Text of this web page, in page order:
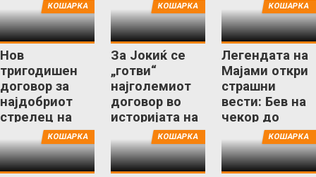
Нов
тригодишен
договор за
најдобриот
стрелец на
Феникс Санс
КОШАРКА
За Јокиќ се
„готви“
најголемиот
договор во
историјата на
НБА лигата!
КОШАРКА
Легендата на
Мајами откри
страшни
вести: Бев на
чекор до
смртта...
КОШАРКА
КОШАРКА КОШАРКА КОШАРКА